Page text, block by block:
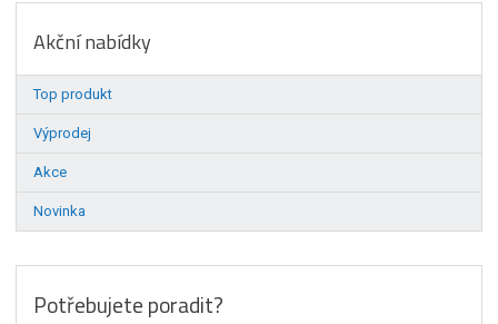
Akční nabídky
Top produkt
Výprodej
Akce
Novinka
Potřebujete poradit?